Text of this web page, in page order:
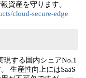
資産を守ります。
cloud-secure-edge
現する国内シェアNo.1
生産性向上にはSaaS